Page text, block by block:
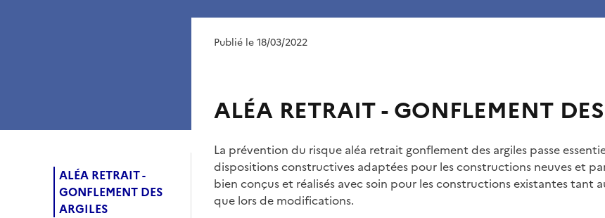
ALÉA RETRAIT -
GONFLEMENT DES
ARGILES
Publié le 18/03/2022
ALÉA RETRAIT - GONFLEMENT
La prévention du risque aléa retrait gonflement des argiles passe
dispositions constructives adaptées pour les constructions neuves et
bien conçus et réalisés avec soin pour les constructions existantes tant
que lors de modifications.